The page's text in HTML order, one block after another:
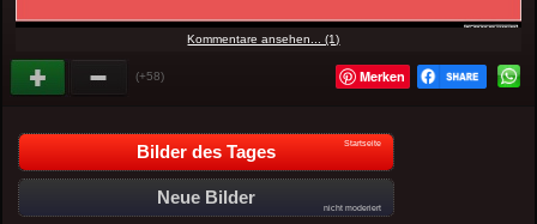
Kommentare ansehen... (1)
(+58) Merken
Bilder des Tages Startseite
Neue Bilder
nicht moderiert